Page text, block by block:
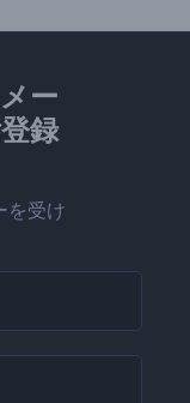
ー
録
を受け